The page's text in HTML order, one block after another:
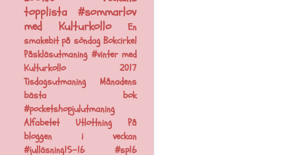
topplista #sommarlov
med Kulturkollo
En
smakebit på söndag Bokcirkel
Påskläsutmaning #vinter med
Kulturkollo 2017
Tisdagsutmaning Månadens
bästa bok
#pocketshopjulutmaning
Alfabetet Utlottning På
bloggen i veckan
#julläsning15-16 #sp16